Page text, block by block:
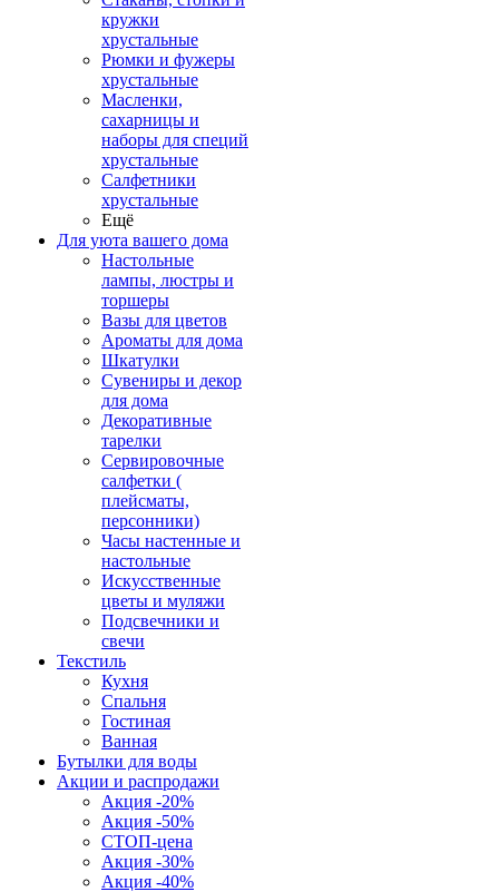
кружки
хрустальные
Рюмки и фужеры
хрустальные
Масленки,
сахарницы и
наборы для специй
хрустальные
Салфетники
хрустальные
Ещё
Для уюта вашего дома
Настольные
лампы, люстры и
торшеры
Вазы для цветов
Ароматы для дома
Шкатулки
Сувениры и декор
для дома
Декоративные
тарелки
Сервировочные
салфетки (
плейсматы,
персонники)
Часы настенные и
настольные
Искусственные
цветы и муляжи
Подсвечники и
свечи
Текстиль
Кухня
Спальня
Гостиная
Ванная
Бутылки для воды
Акции и распродажи
Акция -20%
Акция -50%
СТОП-цена
Акция -30%
Акция -40%